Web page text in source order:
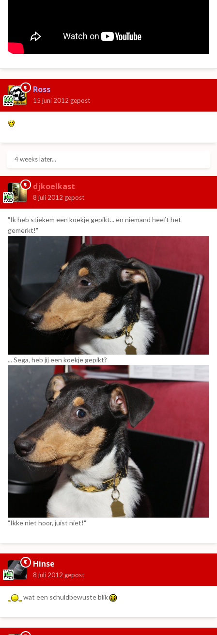
Ross
15 juni 2012 gepost
4 weeks later...
djkoelkast
8 juli 2012 gepost
"Ik heb stiekem een koekje gepikt... en niemand heeft het
gemerkt!"
... Sega, heb jij een koekje gepikt?
"Ikke niet hoor, juist niet!"
Hinse
8 juli 2012 gepost
wat een schuldbewuste blik